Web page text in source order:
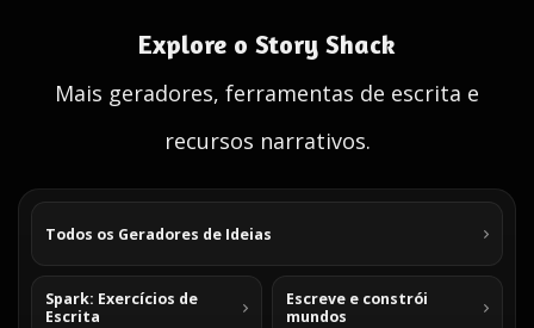
Explore o Story Shack
Mais geradores, ferramentas de escrita e
recursos narrativos.
Todos os Geradores de Ideias
Spark: Exercícios de
Escrita
Escreve e constrói
mundos